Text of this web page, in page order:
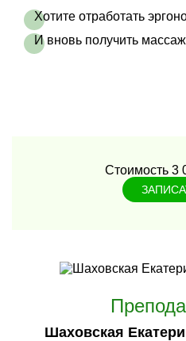
Хотите отработать
И вновь получить
Стоимость 3
Шаховская